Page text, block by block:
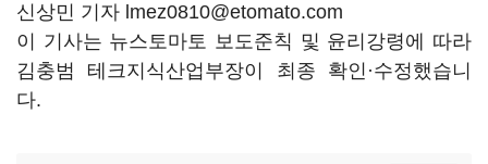
신상민 기자 lmez0810@etomato.com
이 기사는 뉴스토마토 보도준칙 및 윤리강령에 따라
김충범 테크지식산업부장이 최종 확인·수정했습니
다.